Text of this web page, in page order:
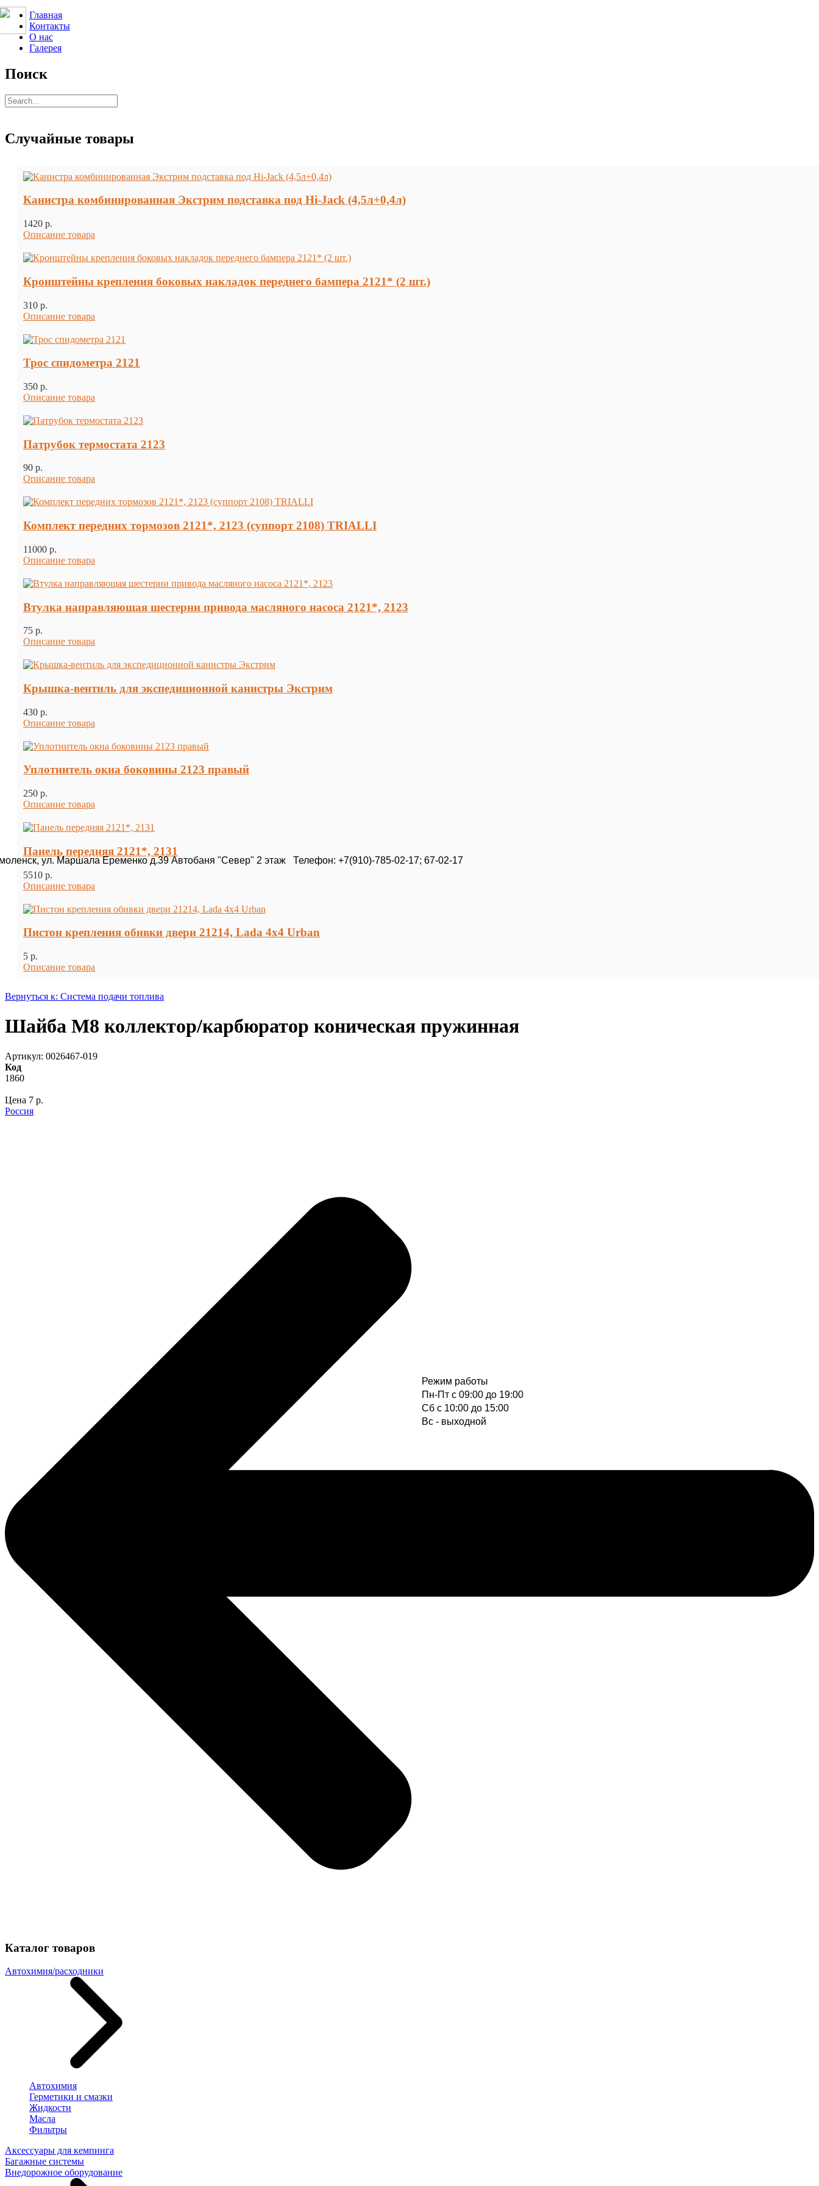
Режим работы
Пн-Пт с 09:00 до 19:00
Cб с 10:00 до 15:00
Вс - выходной
ул. Маршала Еременко д.39 Автобаня "Север" 2 этаж Телефон: +7(910)-785-02-17; 67-02-17
Главная
Контакты
О нас
Галерея
Поиск
Случайные товары
Канистра комбинированная Экстрим подставка под Hi-Jack (4,5л+0,4л)
1420 p.
Описание товара
Кронштейны крепления боковых накладок переднего бампера 2121* (2 шт.)
310 p.
Описание товара
Трос спидометра 2121
350 p.
Описание товара
Патрубок термостата 2123
90 p.
Описание товара
Комплект передних тормозов 2121*, 2123 (суппорт 2108) TRIALLI
11000 p.
Описание товара
Втулка направляющая шестерни привода масляного насоса 2121*, 2123
75 p.
Описание товара
Крышка-вентиль для экспедиционной канистры Экстрим
430 p.
Описание товара
Уплотнитель окна боковины 2123 правый
250 p.
Описание товара
Панель передняя 2121*, 2131
5510 p.
Описание товара
Пистон крепления обивки двери 21214, Lada 4x4 Urban
5 p.
Описание товара
Вернуться к: Система подачи топлива
Шайба М8 коллектор/карбюратор коническая пружинная
Артикул: 0026467-019
Код
1860
Цена 7 p.
Россия
Каталог товаров
Автохимия/расходники
Автохимия
Герметики и смазки
Жидкости
Масла
Фильтры
Аксессуары для кемпинга
Багажные системы
Внедорожное оборудование